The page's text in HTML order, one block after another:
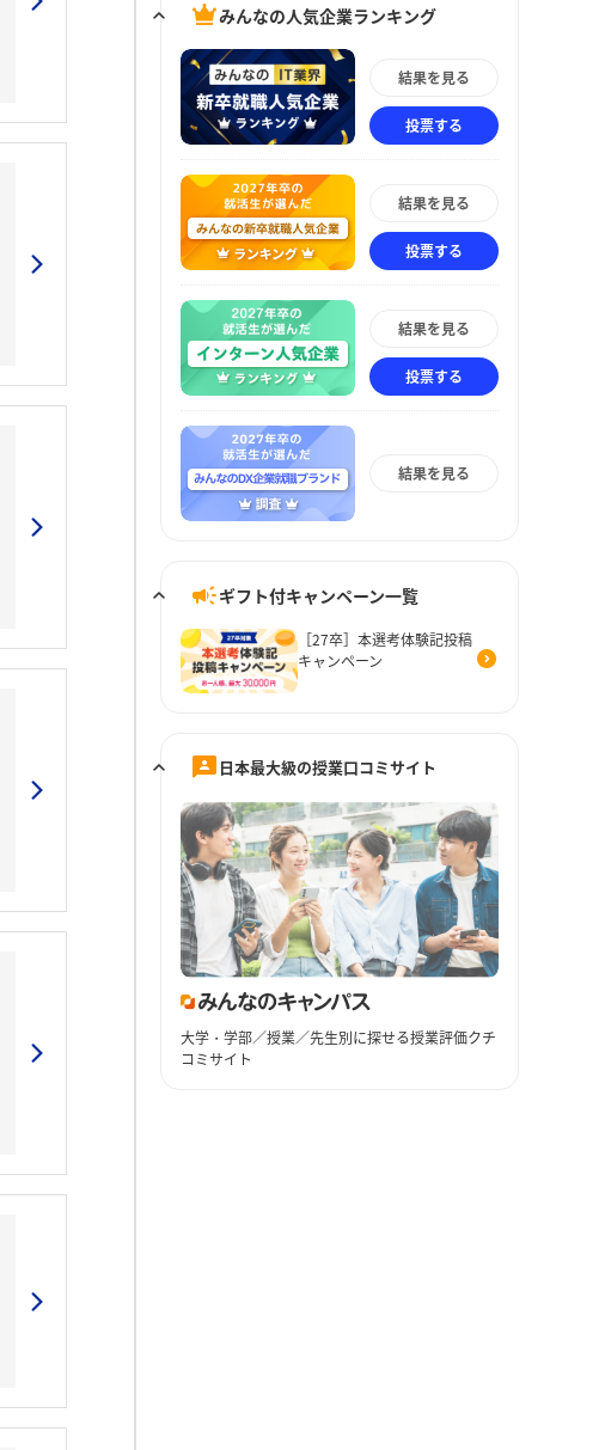
みんなの人気企業ランキング
結果を見る
投票する
結果を見る
投票する
結果を見る
投票する
結果を見る
ギフト付キャンペーン一覧
［27卒］本選考体験記投稿
キャンペーン
日本最大級の授業口コミサイト
大学・学部／授業／先生別に探せる授業評価クチ
コミサイト